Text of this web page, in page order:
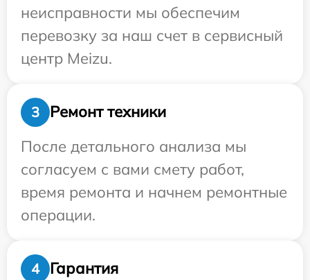
неисправности мы обеспечим
перевозку за наш счет в сервисный
центр Meizu.
3
Ремонт техники
После детального анализа мы
согласуем с вами смету работ,
время ремонта и начнем ремонтные
операции.
4 Гарантия